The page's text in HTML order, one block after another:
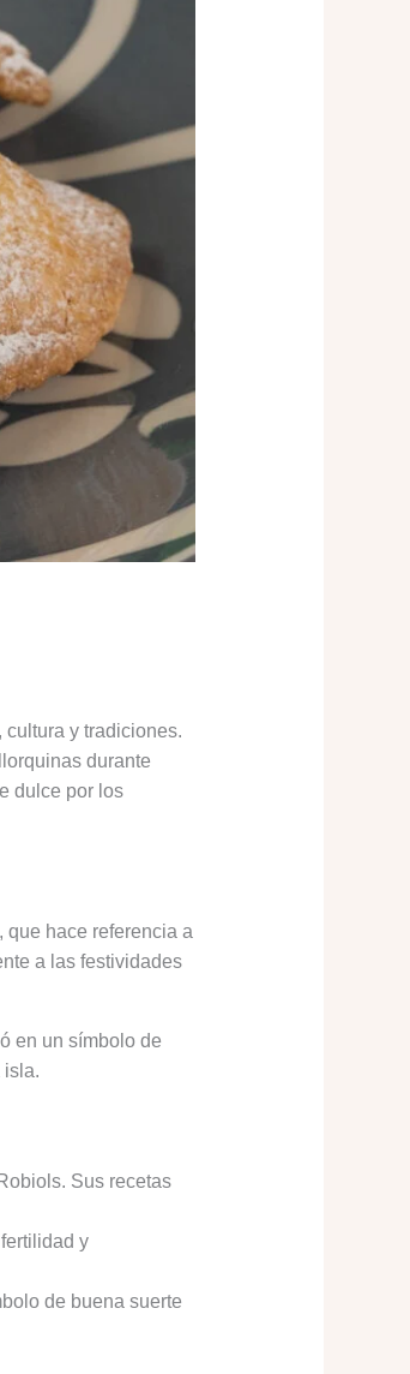
y tradiciones.
durante
dulce por los
que hace referencia a
a las festividades
en un símbolo de
isla.
Sus recetas
y
de buena suerte